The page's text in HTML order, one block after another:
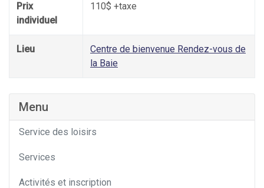
Prix
individuel
110$ +taxe
Lieu
Centre de bienvenue Rendez-vous de
la Baie
Menu
Service des loisirs
Services
Activités et inscription